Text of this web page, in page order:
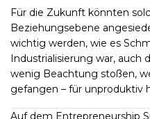
Für die Zukunft könnten
Beziehungsebene
wichtig werden, wie es
Industrialisierung war, auch
wenig Beachtung stoßen,
gefangen – für unproduktiv
Auf dem Entrepreneurship